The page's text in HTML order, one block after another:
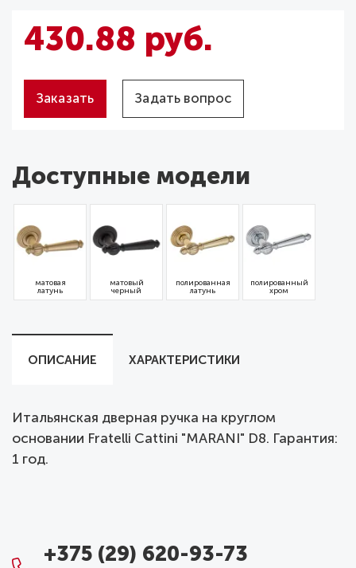
430.88 руб.
Заказать Задать вопрос
Доступные модели
матовая
латунь
матовый
черный
полированная
латунь
полированный
хром
ОПИСАНИЕ ХАРАКТЕРИСТИКИ
Итальянская дверная ручка на круглом
основании Fratelli Cattini "MARANI" D8. Гарантия:
1 год.
+375 (29) 620-93-73